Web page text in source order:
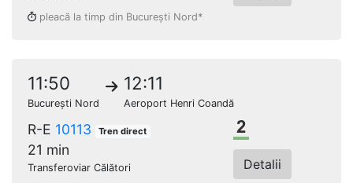
pleacă la timp din București Nord*
11:50
București Nord
12:11
Aeroport Henri Coandă
R-E 10113 Tren direct
21 min
Transferoviar Călători Detalii